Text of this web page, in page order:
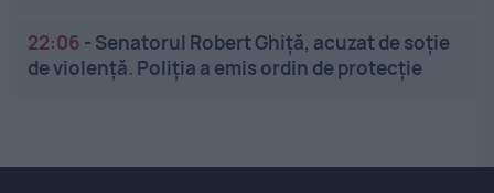
22:06 - Senatorul Robert Ghiță, acuzat de soție
de violență. Poliția a emis ordin de protecție